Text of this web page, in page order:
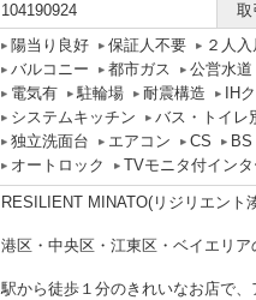
104190924 取
陽当り良好 保証人不要 ２人
バルコニー
都市ガス 公営水道
電気有
駐輪場 耐震構造 IH
システムキッチン
バス・トイレ
独立洗面台
エアコン CS BS
オートロック
TVモニタ付イン
RESILIENT MINATO(リジリエント
港区・中央区・江東区・ベイエリア
駅から徒歩１分のきれいなお店で